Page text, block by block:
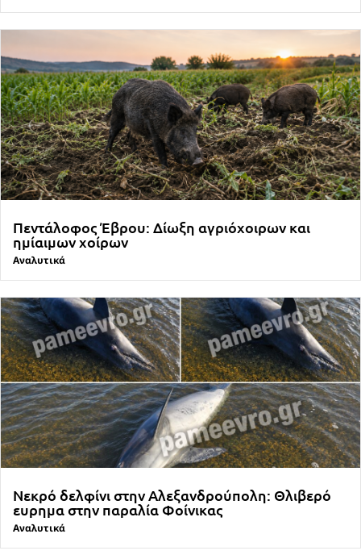
Πεντάλοφος Έβρου: Δίωξη αγριόχοιρων και
ημίαιμων χοίρων
Αναλυτικά
Νεκρό δελφίνι στην Αλεξανδρούπολη: Θλιβερό
ευρημα στην παραλία Φοίνικας
Αναλυτικά